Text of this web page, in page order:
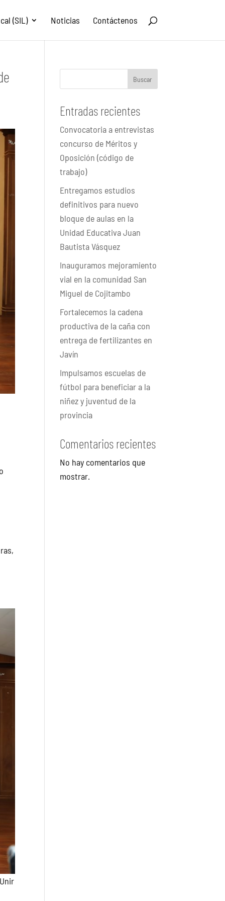
(SIL) Noticias Contáctenos
Buscar
Entradas recientes
Convocatoria a entrevistas
concurso de Méritos y
Oposición (código de
trabajo)
Entregamos estudios
definitivos para nuevo
bloque de aulas en la
Unidad Educativa Juan
Bautista Vásquez
Inauguramos mejoramiento
vial en la comunidad San
Miguel de Cojitambo
Fortalecemos la cadena
productiva de la caña con
entrega de fertilizantes en
Javín
Impulsamos escuelas de
fútbol para beneficiar a la
niñez y juventud de la
provincia
Comentarios recientes
No hay comentarios que
mostrar.